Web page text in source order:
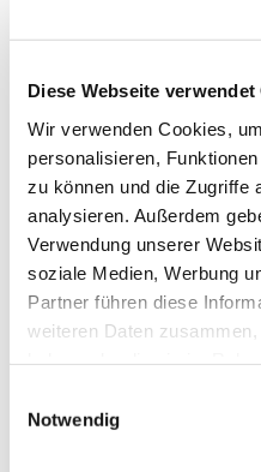
Diese Webseite verwendet
Wir verwenden Cookies,
personalisieren,
zu können und die Zugriffe
analysieren. Außerdem
Verwendung unserer
soziale Medien, Werbung
Partner führen diese
weiteren Daten
Notwendig